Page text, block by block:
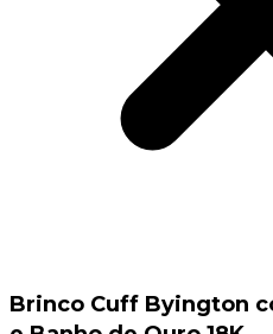
Brinco Cuff Byington